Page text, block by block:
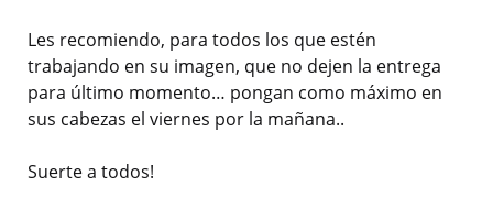
Les recomiendo, para todos los que estén
trabajando en su imagen, que no dejen la entrega
para último momento… pongan como máximo en
sus cabezas el viernes por la mañana..
Suerte a todos!